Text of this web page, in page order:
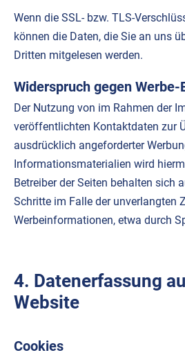
Wenn die SSL- bzw. TLS-
können die Daten, die Sie an uns
Dritten mitgelesen werden.
Widerspruch gegen
Der Nutzung von im Rahmen der
veröffentlichten Kontaktdaten zur
ausdrücklich angeforderter
Informationsmaterialien wird
Betreiber der Seiten behalten sich
Schritte im Falle der unverlangten
Werbeinformationen, etwa durch
4. Datenerfassung
Website
Cookies